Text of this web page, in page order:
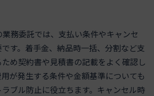
務委託では、支払い条件やキャンセ
す。着手金、納品時一括、分割など支
め契約書や見積書の記載をよく確認し
が発生する条件や金額基準についても
ブル防止に役立ちます。キャンセル時